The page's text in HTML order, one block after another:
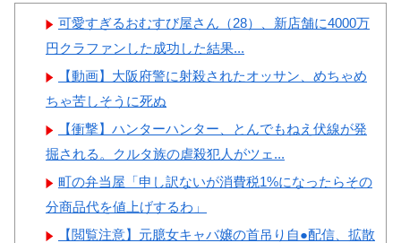
Powered by livedoor 相互RSS
可愛すぎるおむすび屋さん（28）、新店舗に4000万
円クラファンした成功した結果...
【動画】大阪府警に射殺されたオッサン、めちゃめ
ちゃ苦しそうに死ぬ
【衝撃】ハンターハンター、とんでもねえ伏線が発
掘される。クルタ族の虐殺犯人がツェ...
町の弁当屋「申し訳ないが消費税1%になったらその
分商品代を値上げするわ」
【閲覧注意】元臆女キャバ嬢の首吊り自●配信、拡散